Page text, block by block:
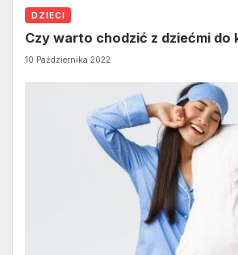
DZIECI
Czy warto chodzić z dziećmi do
10 Października 2022